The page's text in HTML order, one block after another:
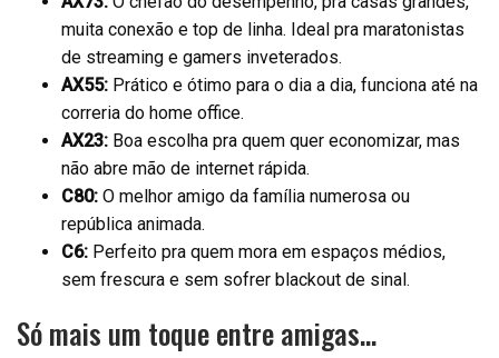
muita conexão e top de linha. Ideal pra maratonistas
de streaming e gamers inveterados.
AX55: Prático e ótimo para o dia a dia, funciona até na
correria do home office.
AX23: Boa escolha pra quem quer economizar, mas
não abre mão de internet rápida.
C80: O melhor amigo da família numerosa ou
república animada.
C6: Perfeito pra quem mora em espaços médios,
sem frescura e sem sofrer blackout de sinal.
Só mais um toque entre amigas…